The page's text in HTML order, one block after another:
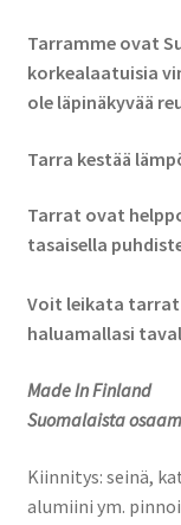
Tarramme ovat
korkealaatuisia
ole läpinäkyvää
Tarra kestää
Tarrat ovat
tasaisella
Voit leikata tarrat
haluamallasi
Made In Finland
Suomalaista
Kiinnitys: seinä,
alumiini ym.